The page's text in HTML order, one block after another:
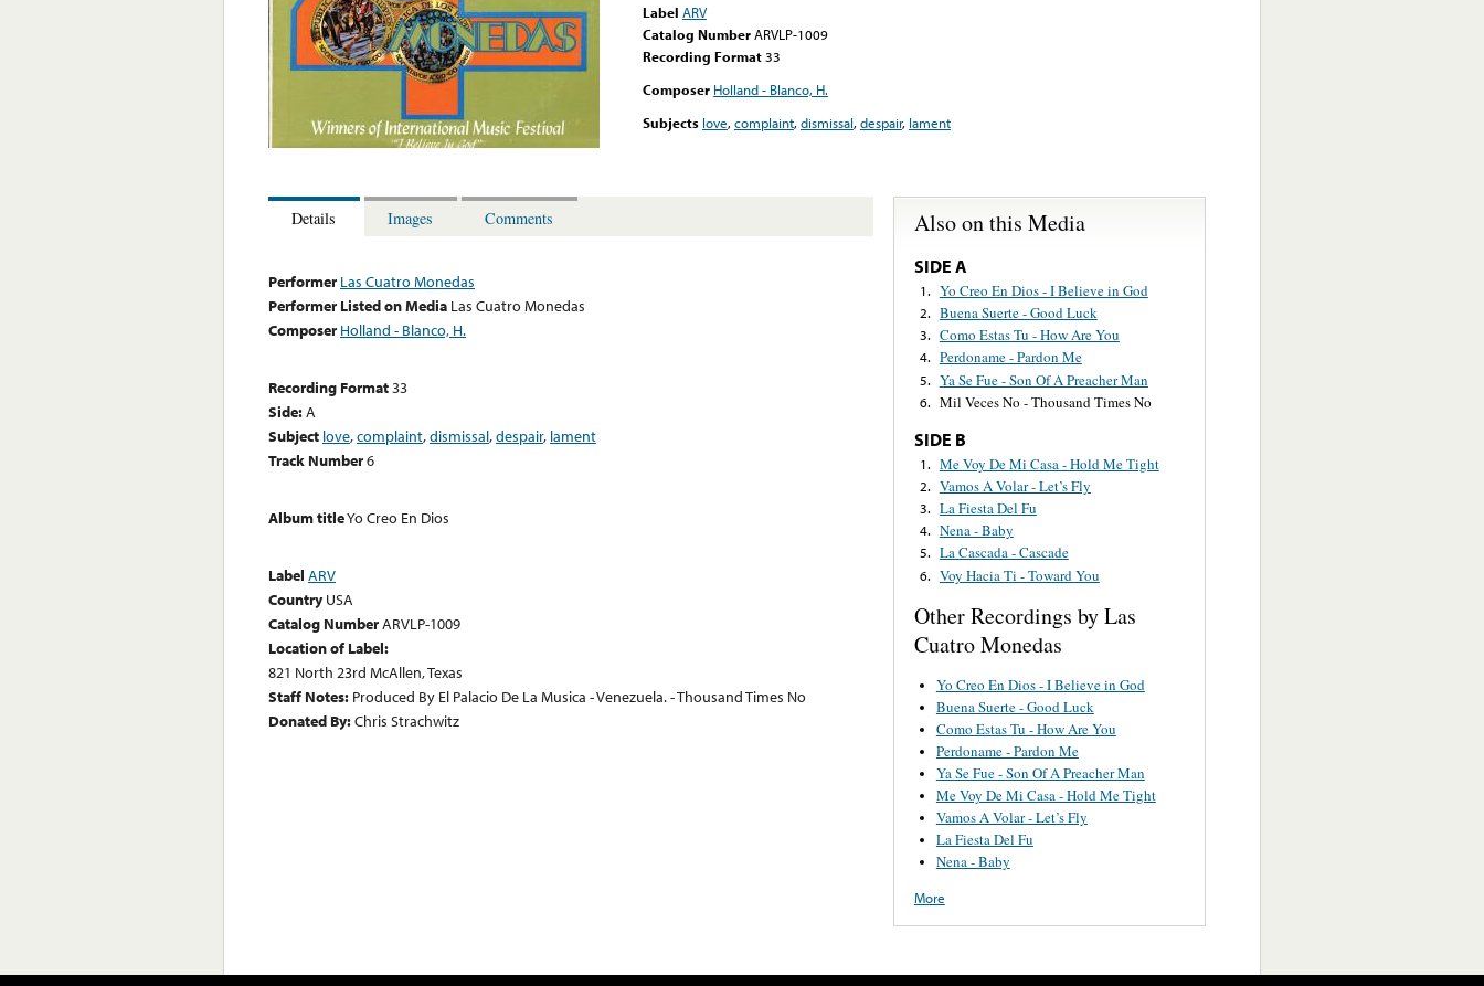
Label ARV
Catalog NumberARVLP-1009
Recording Format33
Composer Holland - Blanco, H.
Subjects love,complaint,dismissal,despair, lament
Details Images Comments
Performer Las Cuatro Monedas
Performer Listed on Media Las Cuatro Monedas
Composer Holland - Blanco, H.
Recording Format33
Side:A
Subject love,complaint,dismissal,despair, lament
Track Number6
Album titleYo Creo En Dios
Label ARV
Country USA
Catalog NumberARVLP-1009
Location of Label:
821 North 23rd McAllen, Texas
Staff Notes: Produced By El Palacio De La Musica - Venezuela. - Thousand Times No
Donated By:Chris Strachwitz
Also on this Media
SIDE A
1. Yo Creo En Dios - I Believe in God
2. Buena Suerte - Good Luck
3. Como Estas Tu - How Are You
4. Perdoname - Pardon Me
5. Ya Se Fue - Son Of A Preacher Man
6. Mil Veces No - Thousand Times No
SIDE B
1. Me Voy De Mi Casa - Hold Me Tight
2. Vamos A Volar - Let’s Fly
3. La Fiesta Del Fu
4. Nena - Baby
5. La Cascada - Cascade
6. Voy Hacia Ti - Toward You
Other Recordings by Las
Cuatro Monedas
Yo Creo En Dios - I Believe in God
Buena Suerte - Good Luck
Como Estas Tu - How Are You
Perdoname - Pardon Me
Ya Se Fue - Son Of A Preacher Man
Me Voy De Mi Casa - Hold Me Tight
Vamos A Volar - Let’s Fly
La Fiesta Del Fu
Nena - Baby
More